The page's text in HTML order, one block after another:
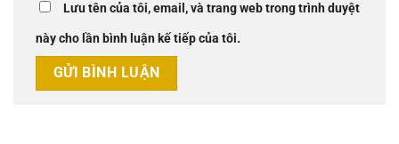
Lưu tên của tôi, email, và trang web trong trình duyệt
này cho lần bình luận kế tiếp của tôi.